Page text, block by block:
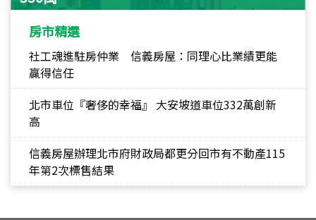
房市精選
社工魂進駐房仲業 信義房屋：同理心比業績更能
贏得信任
北市車位『奢侈的幸福』 大安坡道車位332萬創新
高
信義房屋辦理北市府財政局都更分回市有不動產115
年第2次標售結果